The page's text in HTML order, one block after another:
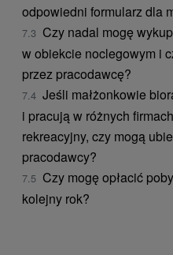
odpowiedni formularz dla
Czy nadal mogę
w obiekcie noclegowym i
przez pracodawcę?
Jeśli małżonkowie
i pracują w różnych
rekreacyjny, czy mogą
pracodawcy?
Czy mogę opłacić
kolejny rok?